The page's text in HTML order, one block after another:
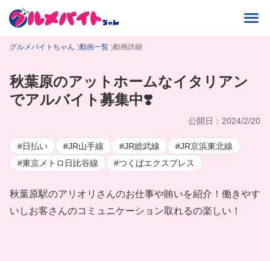
グルメバイトちゃん 動画一覧 動画詳細
秋葉原のアットホームなイタリアン
でアルバイト募集中❣️
公開日：2024/2/20
#日払い #JR山手線 #JR総武線
#JR京浜東北線
#東京メトロ日比谷線
#つくばエクスプレス
秋葉原駅のアリオリさんのお仕事や賄いを紹介！働きやす
いしお客さんのコミュニケーション取れるの楽しい！